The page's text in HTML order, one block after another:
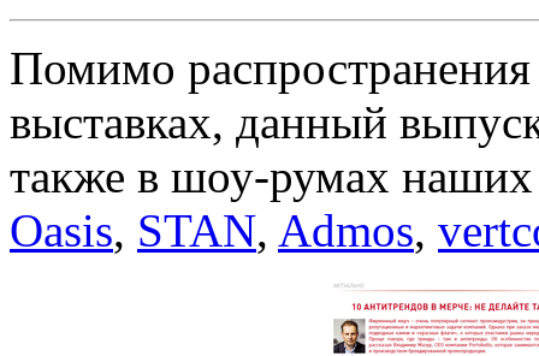
Помимо
выставках, данный
также в шоу-румах
Oasis, STAN, Admos,